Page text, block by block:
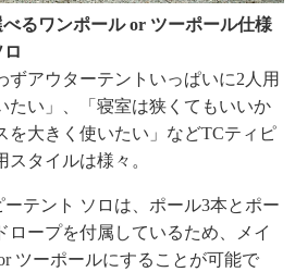
るワンポール or ツーポール仕様
ずアウターテントいっぱいに2人用
たい」、「寝室は狭くてもいいか
を大きく使いたい」などTCティピ
タイルは様々。
テント ソロは、ポール3本とポー
ロープを付属しているため、メイ
ツーポールにすることが可能で